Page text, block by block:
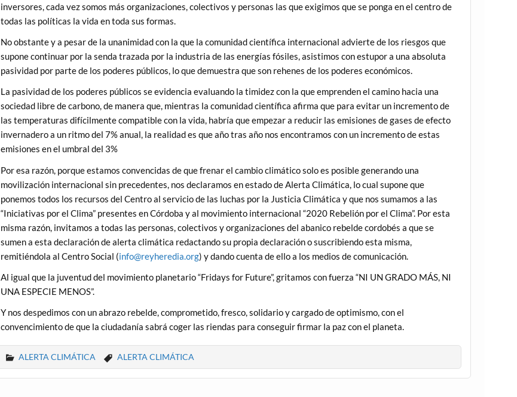
inversores, cada vez somos más organizaciones, colectivos y personas las que exigimos que se ponga en el centro de
todas las políticas la vida en toda sus formas.
No obstante y a pesar de la unanimidad con la que la comunidad científica internacional advierte de los riesgos que
supone continuar por la senda trazada por la industria de las energías fósiles, asistimos con estupor a una absoluta
pasividad por parte de los poderes públicos, lo que demuestra que son rehenes de los poderes económicos.
La pasividad de los poderes públicos se evidencia evaluando la timidez con la que emprenden el camino hacia una
sociedad libre de carbono, de manera que, mientras la comunidad científica afirma que para evitar un incremento de
las temperaturas difícilmente compatible con la vida, habría que empezar a reducir las emisiones de gases de efecto
invernadero a un ritmo del 7% anual, la realidad es que año tras año nos encontramos con un incremento de estas
emisiones en el umbral del 3%
Por esa razón, porque estamos convencidas de que frenar el cambio climático solo es posible generando una
movilización internacional sin precedentes, nos declaramos en estado de Alerta Climática, lo cual supone que
ponemos todos los recursos del Centro al servicio de las luchas por la Justicia Climática y que nos sumamos a las
“Iniciativas por el Clima” presentes en Córdoba y al movimiento internacional “2020 Rebelión por el Clima”. Por esta
misma razón, invitamos a todas las personas, colectivos y organizaciones del abanico rebelde cordobés a que se
sumen a esta declaración de alerta climática redactando su propia declaración o suscribiendo esta misma,
remitiéndola al Centro Social (info@reyheredia.org) y dando cuenta de ello a los medios de comunicación.
Al igual que la juventud del movimiento planetario “Fridays for Future”, gritamos con fuerza “NI UN GRADO MÁS, NI
UNA ESPECIE MENOS”.
Y nos despedimos con un abrazo rebelde, comprometido, fresco, solidario y cargado de optimismo, con el
convencimiento de que la ciudadanía sabrá coger las riendas para conseguir firmar la paz con el planeta.
ALERTA CLIMÁTICA ALERTA CLIMÁTICA